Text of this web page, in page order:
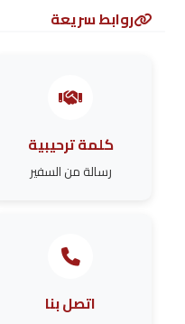
روابط سريعة
كلمة ترحيبية
رسالة من السفير
اتصل بنا